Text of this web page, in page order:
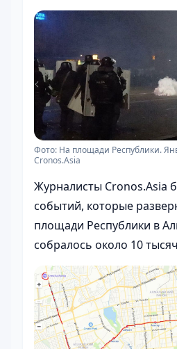
Фото: На площади Республики.
Cronos.Asia
Журналисты Cronos.Asia
событий, которые
площади Республики в
собралось около 10